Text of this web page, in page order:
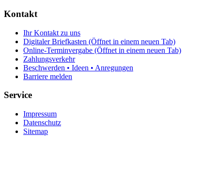
Kontakt
Ihr Kontakt zu uns
Digitaler Briefkasten (Öffnet in einem neuen Tab)
Online-Terminvergabe (Öffnet in einem neuen Tab)
Zahlungsverkehr
Beschwerden • Ideen • Anregungen
Barriere melden
Service
Impressum
Datenschutz
Sitemap